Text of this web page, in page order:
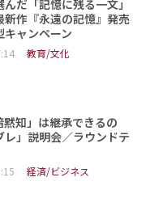
だ「記憶に残る一文」
作『永遠の記憶』発売
キャンペーン
教育/文化
知」は継承できるの
」説明会／ラウンドテ
経済/ビジネス